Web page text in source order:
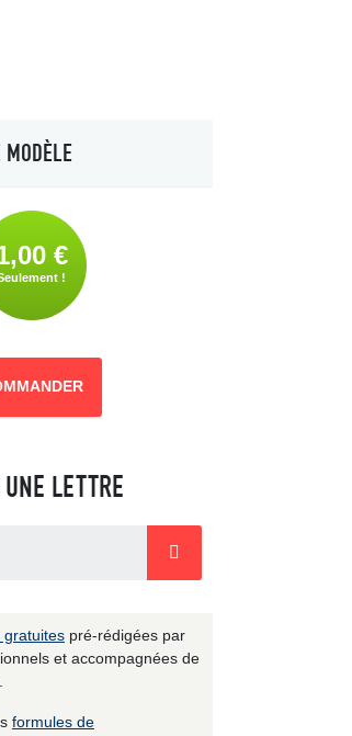
MODÈLE
€
!
LETTRE
gratuites pré-rédigées par
et accompagnées de
formules de